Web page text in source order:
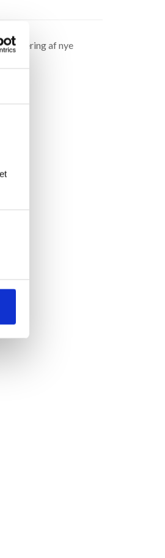
etablering af nye